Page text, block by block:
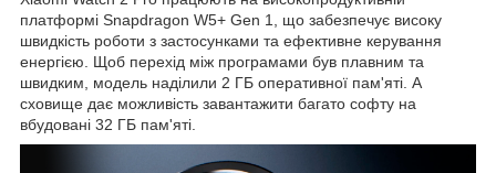
платформі Snapdragon W5+ Gen 1, що забезпечує високу
швидкість роботи з застосунками та ефективне керування
енергією. Щоб перехід між програмами був плавним та
швидким, модель наділили 2 ГБ оперативної пам'яті. А
сховище дає можливість завантажити багато софту на
вбудовані 32 ГБ пам'яті.